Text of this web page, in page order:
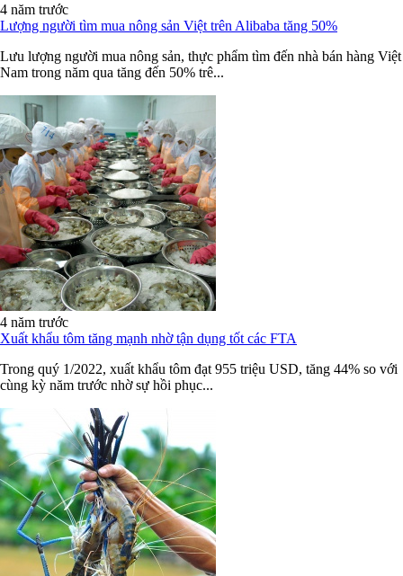
4 năm trước
Lượng người tìm mua nông sản Việt trên Alibaba tăng 50%
Lưu lượng người mua nông sản, thực phẩm tìm đến nhà bán hàng Việt
Nam trong năm qua tăng đến 50% trê...
4 năm trước
Xuất khẩu tôm tăng mạnh nhờ tận dụng tốt các FTA
Trong quý 1/2022, xuất khẩu tôm đạt 955 triệu USD, tăng 44% so với
cùng kỳ năm trước nhờ sự hồi phục...